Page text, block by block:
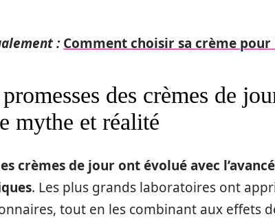
: Comment choisir sa crème pour
des crèmes de
mythe et réalité
crèmes de jour ont évolué avec
. Les plus grands laboratoires ont
tout en les combinant aux effets